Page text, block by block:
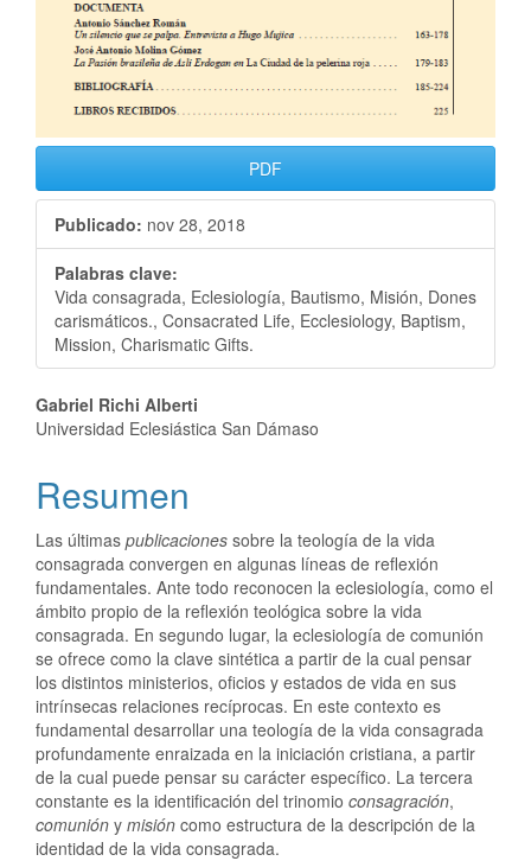
PDF
Publicado: nov 28, 2018
Palabras clave:
Vida consagrada, Eclesiología, Bautismo, Misión, Dones
carismáticos., Consacrated Life, Ecclesiology, Baptism,
Mission, Charismatic Gifts.
Gabriel Richi Alberti
Universidad Eclesiástica San Dámaso
Resumen
Las últimas publicaciones sobre la teología de la vida
consagrada convergen en algunas líneas de reflexión
fundamentales. Ante todo reconocen la eclesiología, como el
ámbito propio de la reflexión teológica sobre la vida
consagrada. En segundo lugar, la eclesiología de comunión
se ofrece como la clave sintética a partir de la cual pensar
los distintos ministerios, oficios y estados de vida en sus
intrínsecas relaciones recíprocas. En este contexto es
fundamental desarrollar una teología de la vida consagrada
profundamente enraizada en la iniciación cristiana, a partir
de la cual puede pensar su carácter específico. La tercera
constante es la identificación del trinomio consagración,
comunión y misión como estructura de la descripción de la
identidad de la vida consagrada.